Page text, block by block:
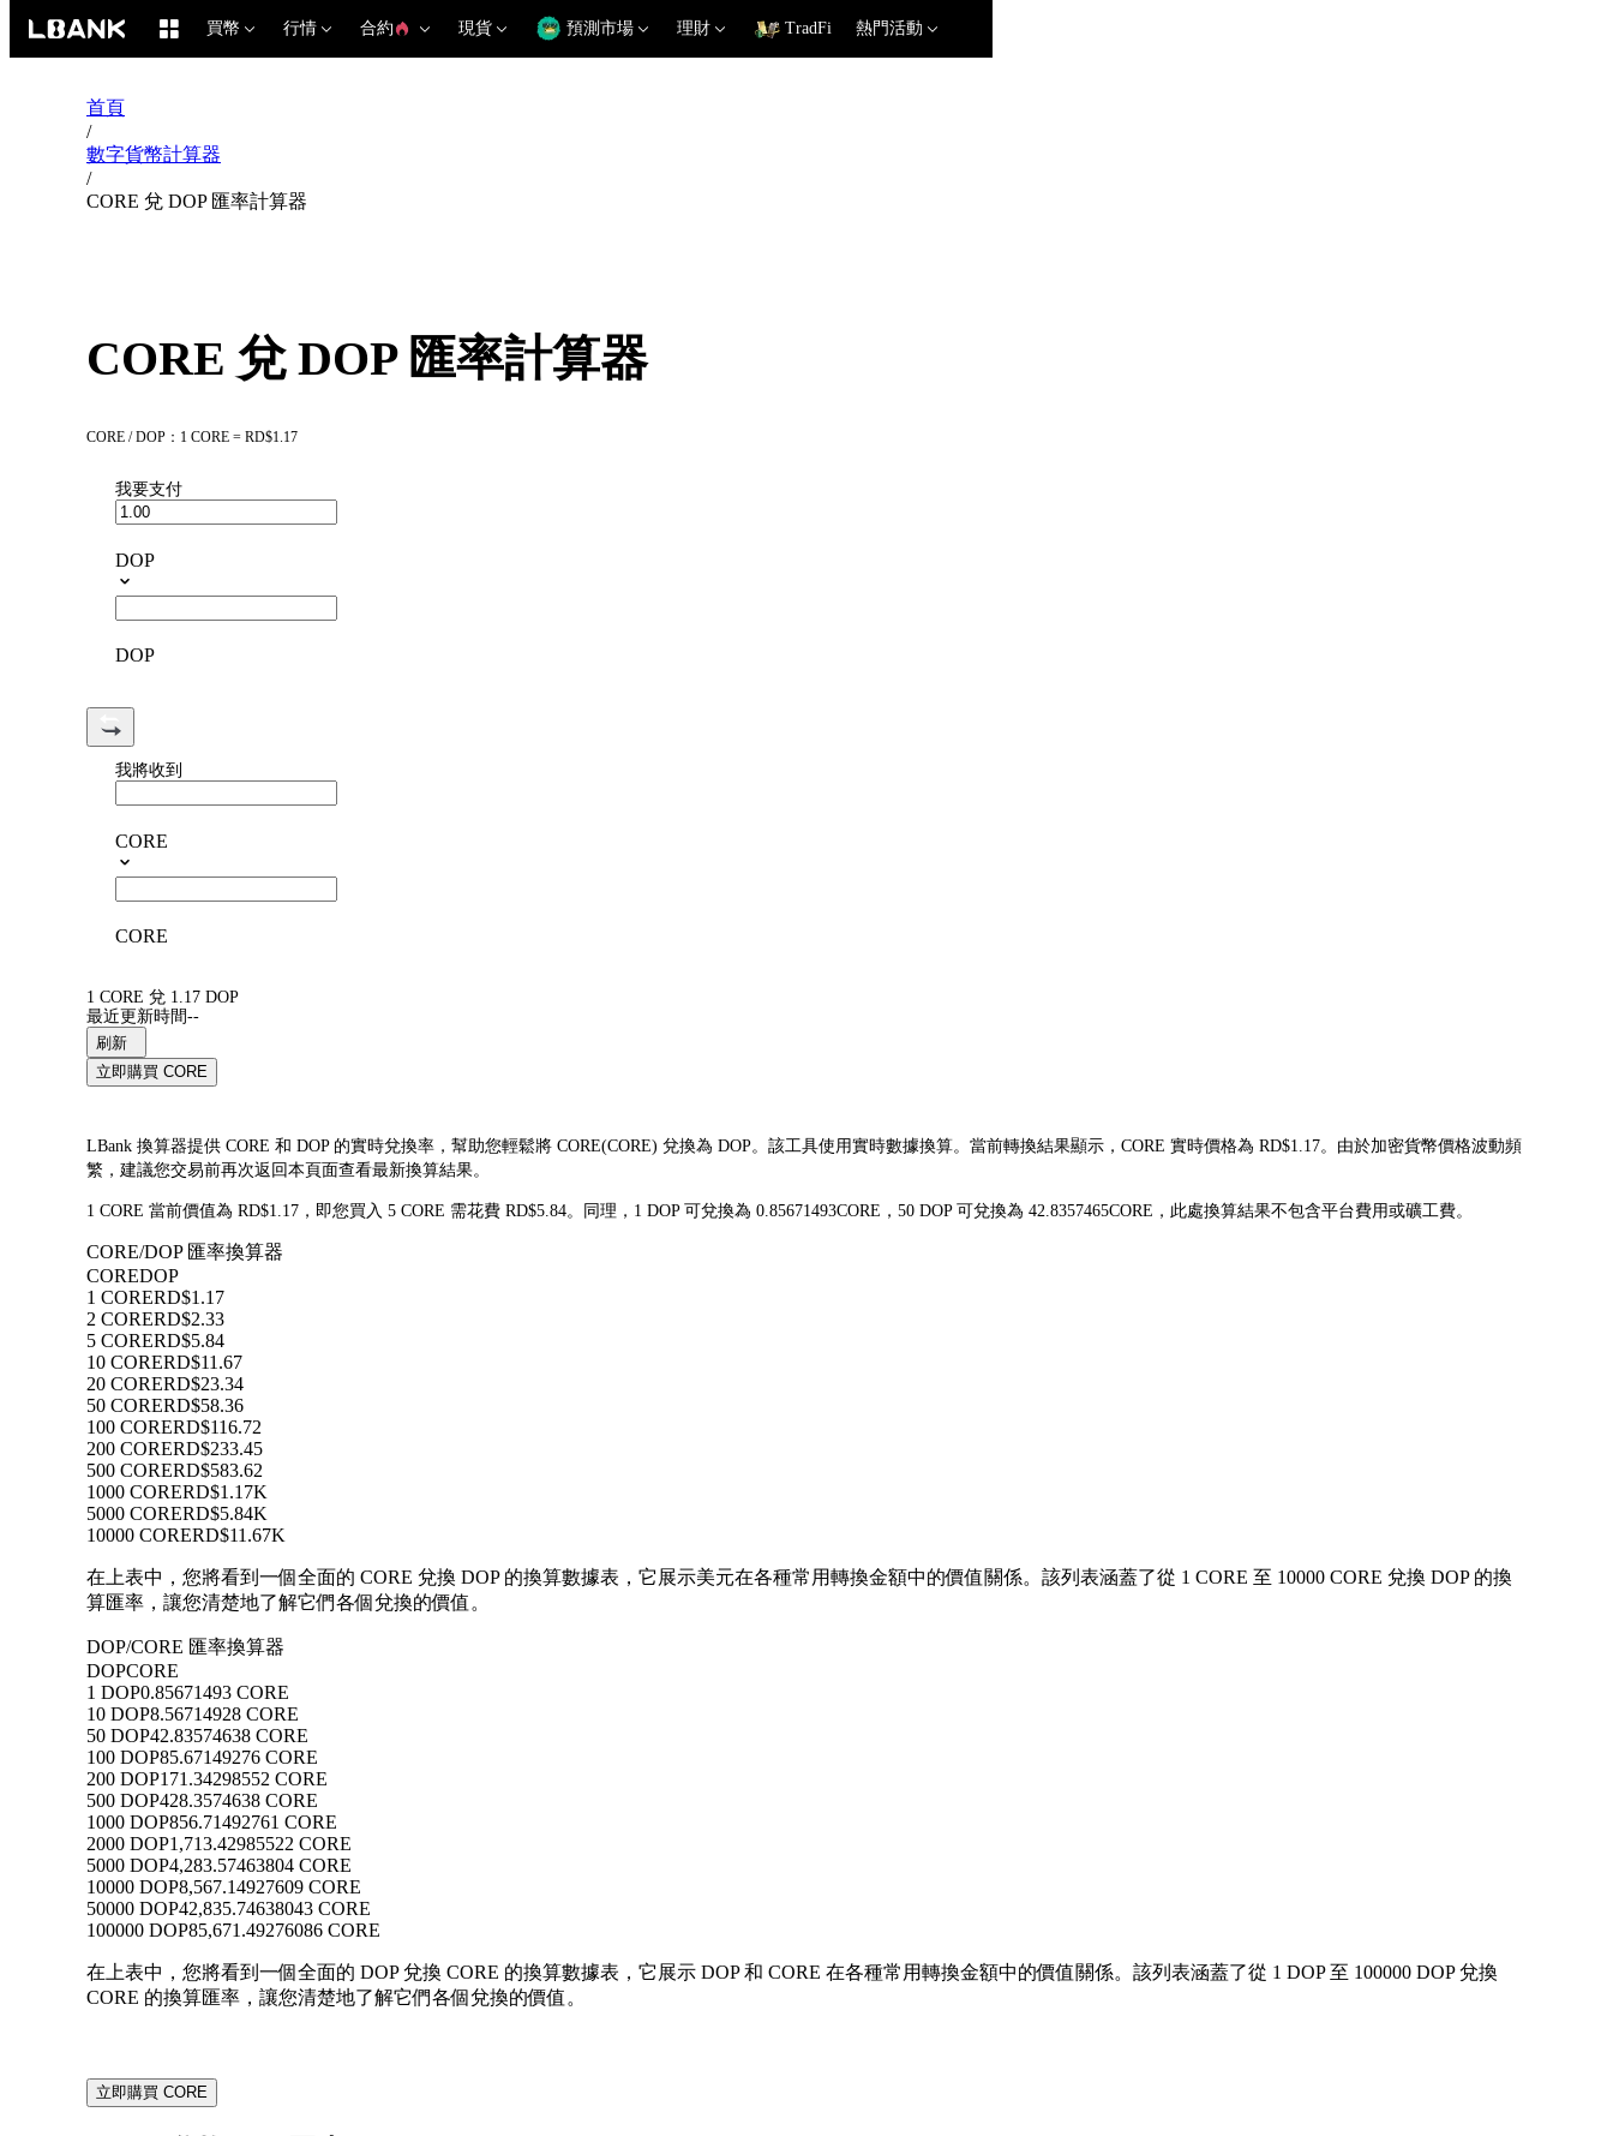
買幣 行情 合約 現貨 預測市場 理財 TradFi 熱門活動
首頁
/
數字貨幣計算器
/
CORE 兌 DOP 匯率計算器
CORE 兌 DOP 匯率計算器
CORE / DOP：1 CORE = RD$1.17
我要支付
DOP
DOP
我將收到
CORE
CORE
1 CORE 兌 1.17 DOP
最近更新時間--
刷新
立即購買 CORE
LBank 換算器提供 CORE 和 DOP 的實時兌換率，幫助您輕鬆將 CORE(CORE) 兌換為 DOP。該工具使用實時數據換算。當前轉換結果顯示，CORE 實時價格為 RD$1.17。由於加密貨幣價格波動頻
繁，建議您交易前再次返回本頁面查看最新換算結果。
1 CORE 當前價值為 RD$1.17，即您買入 5 CORE 需花費 RD$5.84。同理，1 DOP 可兌換為 0.85671493CORE，50 DOP 可兌換為 42.8357465CORE，此處換算結果不包含平台費用或礦工費。
CORE/DOP 匯率換算器
COREDOP
1 CORERD$1.17
2 CORERD$2.33
5 CORERD$5.84
10 CORERD$11.67
20 CORERD$23.34
50 CORERD$58.36
100 CORERD$116.72
200 CORERD$233.45
500 CORERD$583.62
1000 CORERD$1.17K
5000 CORERD$5.84K
10000 CORERD$11.67K
在上表中，您將看到一個全面的 CORE 兌換 DOP 的換算數據表，它展示美元在各種常用轉換金額中的價值關係。該列表涵蓋了從 1 CORE 至 10000 CORE 兌換 DOP 的換
算匯率，讓您清楚地了解它們各個兌換的價值。
DOP/CORE 匯率換算器
DOPCORE
1 DOP0.85671493 CORE
10 DOP8.56714928 CORE
50 DOP42.83574638 CORE
100 DOP85.67149276 CORE
200 DOP171.34298552 CORE
500 DOP428.3574638 CORE
1000 DOP856.71492761 CORE
2000 DOP1,713.42985522 CORE
5000 DOP4,283.57463804 CORE
10000 DOP8,567.14927609 CORE
50000 DOP42,835.74638043 CORE
100000 DOP85,671.49276086 CORE
在上表中，您將看到一個全面的 DOP 兌換 CORE 的換算數據表，它展示 DOP 和 CORE 在各種常用轉換金額中的價值關係。該列表涵蓋了從 1 DOP 至 100000 DOP 兌換
CORE 的換算匯率，讓您清楚地了解它們各個兌換的價值。
立即購買 CORE